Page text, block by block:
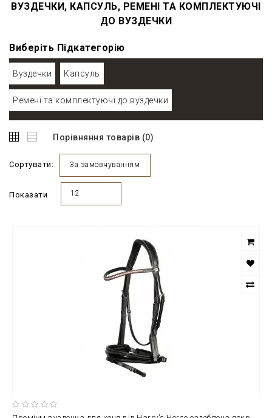
ВУЗДЕЧКИ, КАПСУЛЬ, РЕМЕНІ ТА КОМПЛЕКТУЮЧІ
ДО ВУЗДЕЧКИ
Виберіть Підкатегорію
Вуздечки Капсуль
Ремені та комплектуючі до вуздечки
Порівняння товарів (0)
Сортувати: За замовчуванням
Показати 12